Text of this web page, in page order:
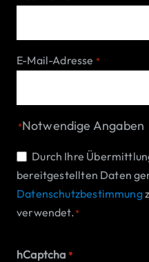
E-Mail-Adresse *
*Notwendige Angaben
Einwilligung
*
Durch Ihre
bereitgestellten Daten
Datenschutzbestimmung
verwendet.*
hCaptcha *